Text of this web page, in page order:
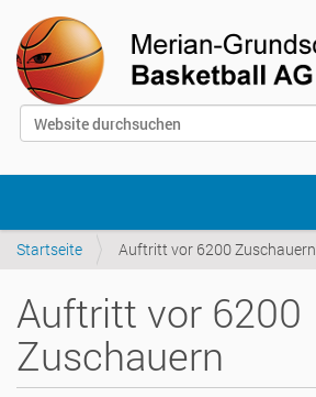
Website durchsuchen
k
Startseite Auftritt vor 6200 Zuschauern
Auftritt vor 6200
Zuschauern